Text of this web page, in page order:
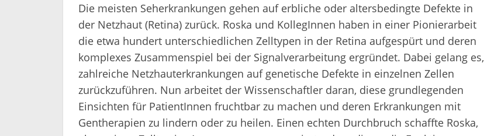
Die meisten Seherkrankungen gehen auf erbliche oder altersbedingte Defekte in
der Netzhaut (Retina) zurück. Roska und KollegInnen haben in einer Pionierarbeit
die etwa hundert unterschiedlichen Zelltypen in der Retina aufgespürt und deren
komplexes Zusammenspiel bei der Signalverarbeitung ergründet. Dabei gelang es,
zahlreiche Netzhauterkrankungen auf genetische Defekte in einzelnen Zellen
zurückzuführen. Nun arbeitet der Wissenschaftler daran, diese grundlegenden
Einsichten für PatientInnen fruchtbar zu machen und deren Erkrankungen mit
Gentherapien zu lindern oder zu heilen. Einen echten Durchbruch schaffte Roska,